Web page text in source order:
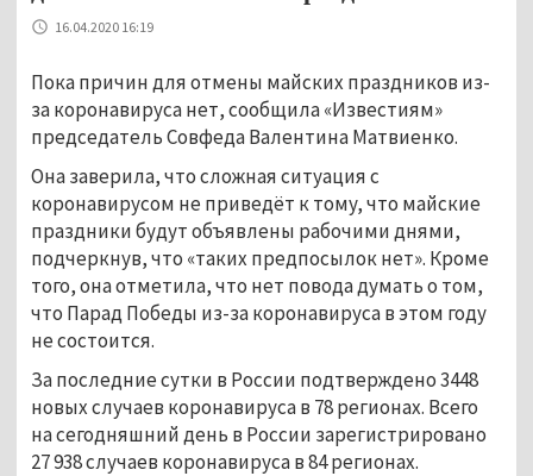
16.04.2020 16:19
Пока причин для отмены майских праздников из-
за коронавируса нет, сообщила «Известиям»
председатель Совфеда Валентина Матвиенко.
Она заверила, что сложная ситуация с
коронавирусом не приведёт к тому, что майские
праздники будут объявлены рабочими днями,
подчеркнув, что «таких предпосылок нет». Кроме
того, она отметила, что нет повода думать о том,
что Парад Победы из-за коронавируса в этом году
не состоится.
За последние сутки в России подтверждено 3448
новых случаев коронавируса в 78 регионах. Всего
на сегодняшний день в России зарегистрировано
27 938 случаев коронавируса в 84 регионах.